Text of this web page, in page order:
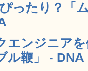
ったり？「
エンジニア
ル鞭」 - DNA